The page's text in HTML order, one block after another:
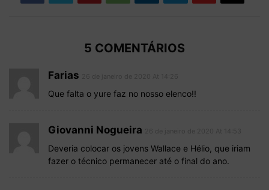
5 COMENTÁRIOS
Farias
Que falta o yure faz no nosso elenco!!
Giovanni Nogueira
Deveria colocar os jovens Wallace e Hélio, que iriam
fazer o técnico permanecer até o final do ano.